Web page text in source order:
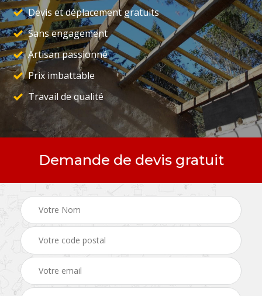
Devis et déplacement gratuits
Sans engagement
Artisan passionné
Prix imbattable
Travail de qualité
Demande de devis gratuit